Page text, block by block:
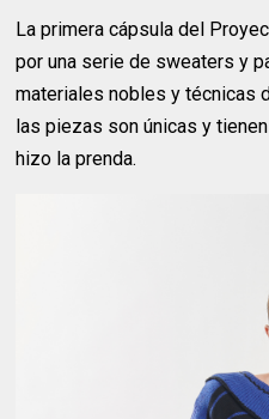
La primera cápsula del
por una serie de sweaters y
materiales nobles y técnicas
las piezas son únicas y
hizo la prenda.